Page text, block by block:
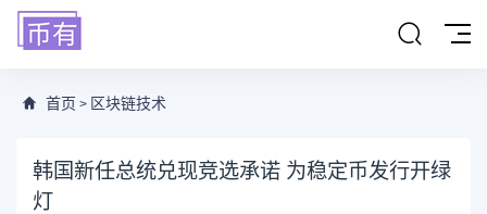
首页 > 区块链技术
韩国新任总统兑现竞选承诺 为稳定币发行开绿
灯